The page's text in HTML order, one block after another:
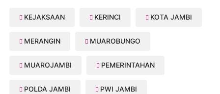
KEJAKSAAN KERINCI KOTA JAMBI
MERANGIN MUAROBUNGO
MUAROJAMBI PEMERINTAHAN
POLDA JAMBI PWI JAMBI